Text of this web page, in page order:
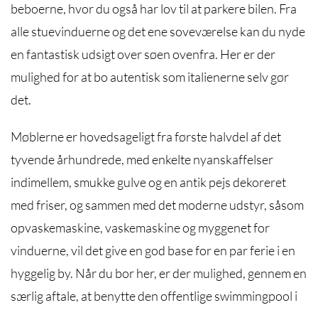
beboerne, hvor du også har lov til at parkere bilen. Fra
alle stuevinduerne og det ene soveværelse kan du nyde
en fantastisk udsigt over søen ovenfra. Her er der
mulighed for at bo autentisk som italienerne selv gør
det.
Møblerne er hovedsageligt fra første halvdel af det
tyvende århundrede, med enkelte nyanskaffelser
indimellem, smukke gulve og en antik pejs dekoreret
med friser, og sammen med det moderne udstyr, såsom
opvaskemaskine, vaskemaskine og myggenet for
vinduerne, vil det give en god base for en par ferie i en
hyggelig by. Når du bor her, er der mulighed, gennem en
særlig aftale, at benytte den offentlige swimmingpool i